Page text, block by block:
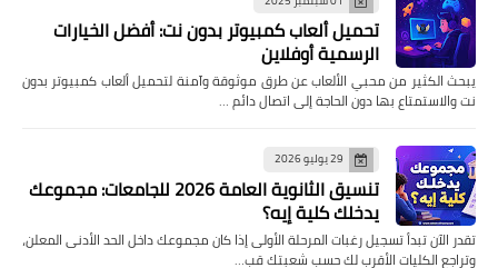
تحميل ألعاب كمبيوتر بدون نت: أفضل الخيارات
الرسمية أوفلاين
يبحث الكثير من محبي الألعاب عن طرق موثوقة وآمنة لتحميل ألعاب كمبيوتر بدون
نت والاستمتاع بها دون الحاجة إلى اتصال دائم …
29 يوليو 2026
تنسيق الثانوية العامة 2026 للجامعات: مجموعك
يدخلك كلية إيه؟
تقدر الآن تبدأ تسجيل رغبات المرحلة الأولى إذا كان مجموعك داخل الحد الأدنى المعلن،
وتراجع الكليات الأقرب لك حسب شعبتك قب…